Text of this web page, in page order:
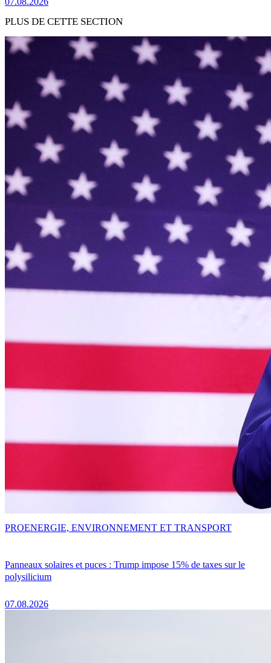
PLUS DE CETTE SECTION
Panneaux solaires et puces : Trump impose 15% de taxes sur le
polysilicium
07.08.2026
PROENERGIE, ENVIRONNEMENT ET TRANSPORT